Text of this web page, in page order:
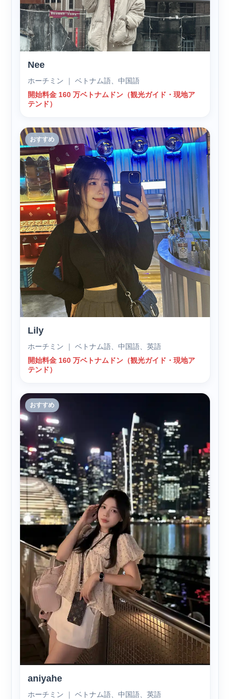
Nee
ホーチミン ｜ ベトナム語、中国語
開始料金 160 万ベトナムドン（観光ガイド・現地ア
テンド）
おすすめ
Lily
ホーチミン ｜ ベトナム語、中国語、英語
開始料金 160 万ベトナムドン（観光ガイド・現地ア
テンド）
おすすめ
aniyahe
ホーチミン ｜ ベトナム語、中国語、英語